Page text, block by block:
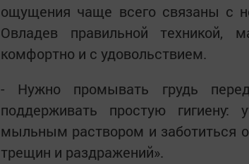
ощущения чаще всего связаны с
Овладев правильной техникой,
комфортно и с удовольствием.
- Нужно промывать грудь
поддерживать простую
мыльным раствором и заботиться
трещин и раздражений».